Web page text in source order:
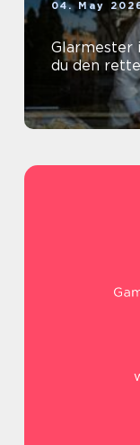
04. May
Glarmester
du den